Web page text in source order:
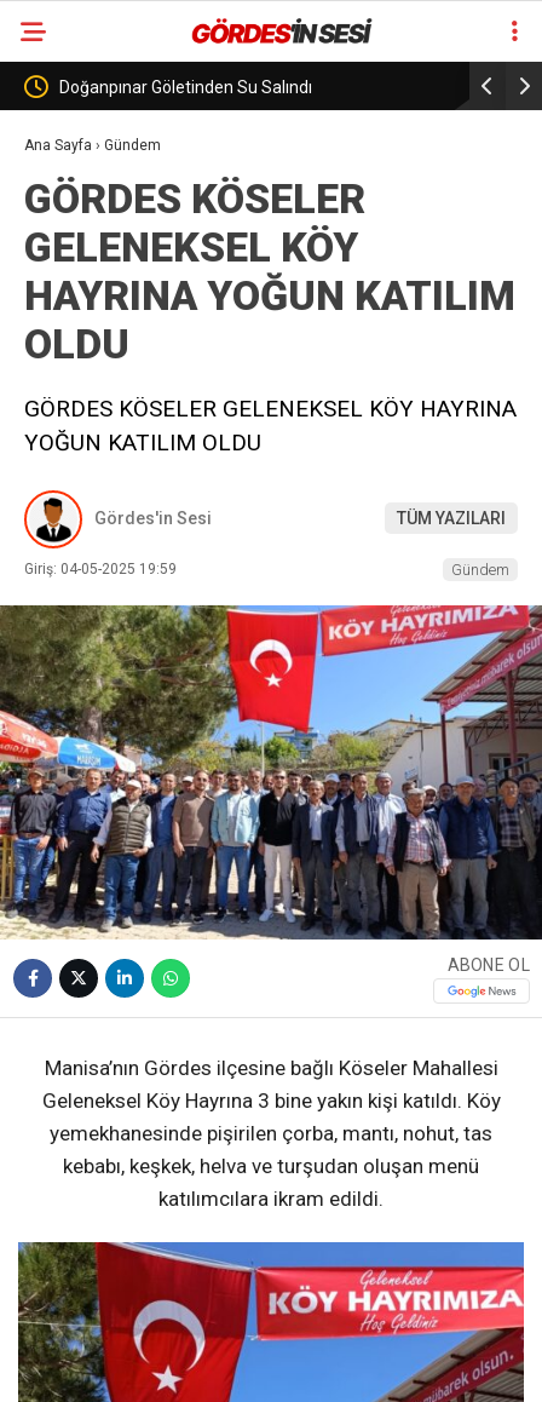
Görenez Mevkiinde Hafriyat Kamyonu Devrildi Gelenek
Ana Sayfa › Gündem
GÖRDES KÖSELER
GELENEKSEL KÖY
HAYRINA YOĞUN KATILIM
OLDU
GÖRDES KÖSELER GELENEKSEL KÖY HAYRINA
YOĞUN KATILIM OLDU
Gördes'in Sesi TÜM YAZILARI
Giriş: 04-05-2025 19:59 Gündem
ABONE OL
Manisa’nın Gördes ilçesine bağlı Köseler Mahallesi
Geleneksel Köy Hayrına 3 bine yakın kişi katıldı. Köy
yemekhanesinde pişirilen çorba, mantı, nohut, tas
kebabı, keşkek, helva ve turşudan oluşan menü
katılımcılara ikram edildi.